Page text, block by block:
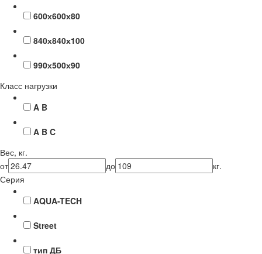
600х600х80
840х840х100
990х500х90
Класс нагрузки
A B
A B C
Вес, кг.
от
до
кг.
Серия
AQUA-TECH
Street
тип ДБ